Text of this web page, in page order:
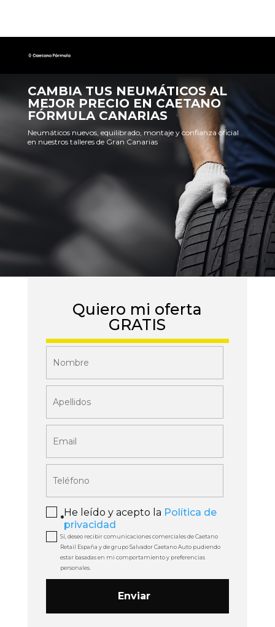
CAMBIA TUS NEUMÁTICOS AL
MEJOR PRECIO EN CAETANO
FÓRMULA CANARIAS
Neumáticos nuevos, equilibrado, montaje y confianza oficial
en nuestros talleres de Gran Canarias
Quiero mi oferta
GRATIS
*
He leído y acepto la Política de
privacidad
Sí, deseo recibir comunicaciones comerciales de Caetano
Retail España y de grupo Salvador Caetano Auto pudiendo
estar basadas en mi comportamiento y preferencias
personales.